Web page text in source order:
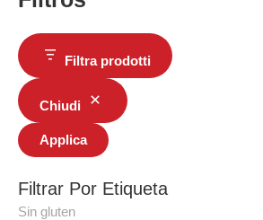
Filtra prodotti
Chiudi
Applica
Filtrar Por Etiqueta
Sin gluten